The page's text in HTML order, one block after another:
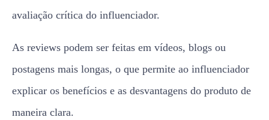
avaliação crítica do influenciador.
As reviews podem ser feitas em vídeos, blogs ou
postagens mais longas, o que permite ao influenciador
explicar os benefícios e as desvantagens do produto de
maneira clara.